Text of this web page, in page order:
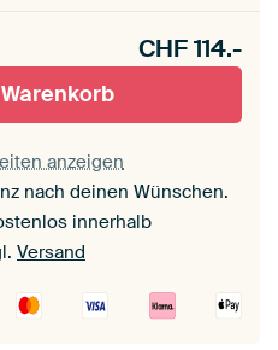
CHF114.-
anzeigen
nach deinen Wünschen.
innerhalb
Versand